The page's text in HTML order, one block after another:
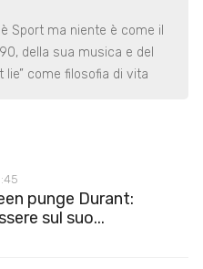
Sport ma niente è come il
della sua musica e del
lie” come filosofia di vita
punge Durant:
sul suo...